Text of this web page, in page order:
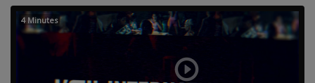
4 Minutes